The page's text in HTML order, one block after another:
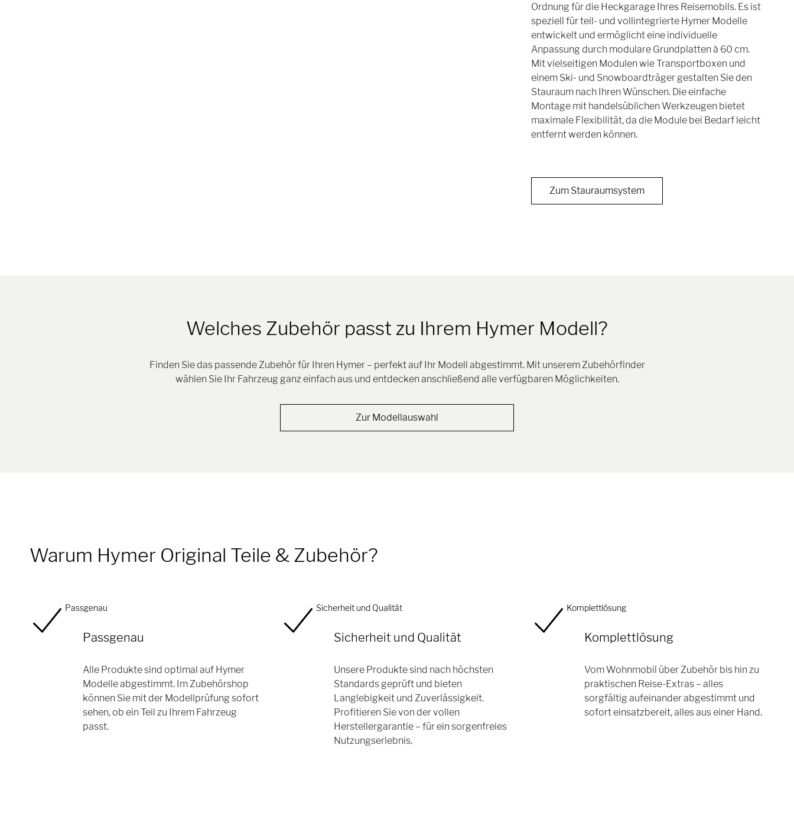
Ordnung für die Heckgarage Ihres Reisemobils. Es ist
speziell für teil- und vollintegrierte Hymer Modelle
entwickelt und ermöglicht eine individuelle
Anpassung durch modulare Grundplatten à 60 cm.
Mit vielseitigen Modulen wie Transportboxen und
einem Ski- und Snowboardträger gestalten Sie den
Stauraum nach Ihren Wünschen. Die einfache
Montage mit handelsüblichen Werkzeugen bietet
maximale Flexibilität, da die Module bei Bedarf leicht
entfernt werden können.
Zum Stauraumsystem
Welches Zubehör passt zu Ihrem Hymer Modell?
Finden Sie das passende Zubehör für Ihren Hymer – perfekt auf Ihr Modell abgestimmt. Mit unserem Zubehörfinder
wählen Sie Ihr Fahrzeug ganz einfach aus und entdecken anschließend alle verfügbaren Möglichkeiten.
Zur Modellauswahl
Warum Hymer Original Teile & Zubehör?
Passgenau
Passgenau
Alle Produkte sind optimal auf Hymer
Modelle abgestimmt. Im Zubehörshop
können Sie mit der Modellprüfung sofort
sehen, ob ein Teil zu Ihrem Fahrzeug
passt.
Sicherheit und Qualität
Sicherheit und Qualität
Unsere Produkte sind nach höchsten
Standards geprüft und bieten
Langlebigkeit und Zuverlässigkeit.
Profitieren Sie von der vollen
Herstellergarantie – für ein sorgenfreies
Nutzungserlebnis.
Komplettlösung
Komplettlösung
Vom Wohnmobil über Zubehör bis hin zu
praktischen Reise-Extras – alles
sorgfältig aufeinander abgestimmt und
sofort einsatzbereit, alles aus einer Hand.